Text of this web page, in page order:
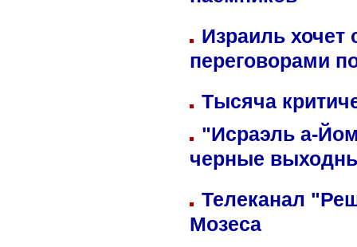
Израиль хочет
переговорами
Тысяча
"Исраэль а-
черные
Телеканал
Мозеса